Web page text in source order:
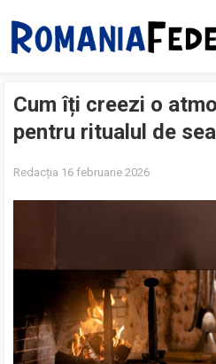
Cum îți creezi o
pentru ritualul de
Redacția 16 februarie 2026